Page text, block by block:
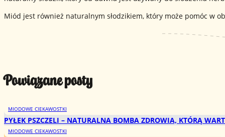
Miód jest również naturalnym słodzikiem, który może pomóc w
Powiązane posty
MIODOWE CIEKAWOSTKI
PYŁEK PSZCZELI – NATURALNA BOMBA ZDROWIA, KTÓRĄ
MIODOWE CIEKAWOSTKI